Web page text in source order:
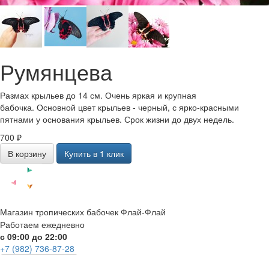
Румянцева
Размах крыльев до 14 см. Очень яркая и крупная
бабочка. Основной цвет крыльев - черный, с ярко-красными
пятнами у основания крыльев. Срок жизни до двух недель.
700 ₽
В корзину
Купить в 1 клик
Магазин тропических бабочек Флай-Флай
Работаем ежедневно
с 09:00 до 22:00
+7 (982) 736-87-28